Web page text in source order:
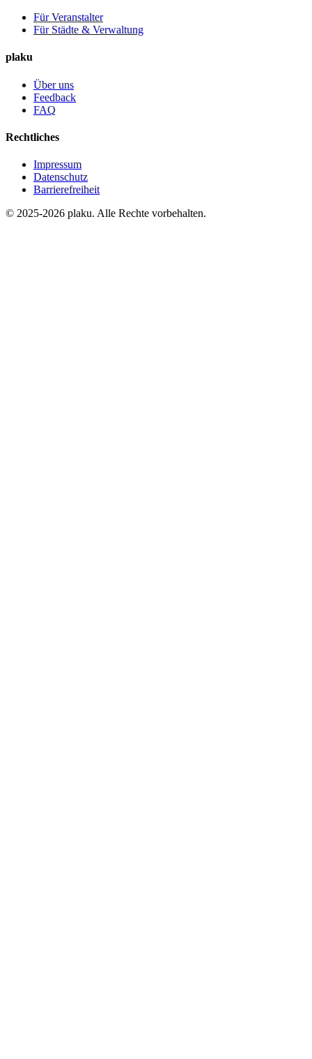
Für Veranstalter
Für Städte & Verwaltung
plaku
Über uns
Feedback
FAQ
Rechtliches
Impressum
Datenschutz
Barrierefreiheit
© 2025-2026 plaku. Alle Rechte vorbehalten.